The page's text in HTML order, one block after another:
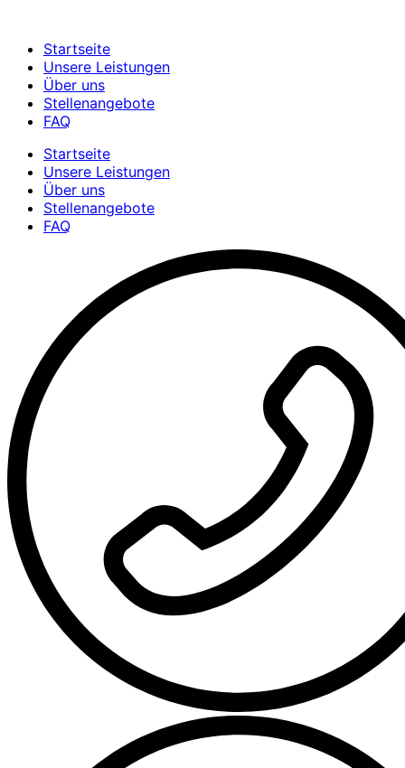
Startseite
Unsere Leistungen
Über uns
Stellenangebote
FAQ
Startseite
Unsere Leistungen
Über uns
Stellenangebote
FAQ